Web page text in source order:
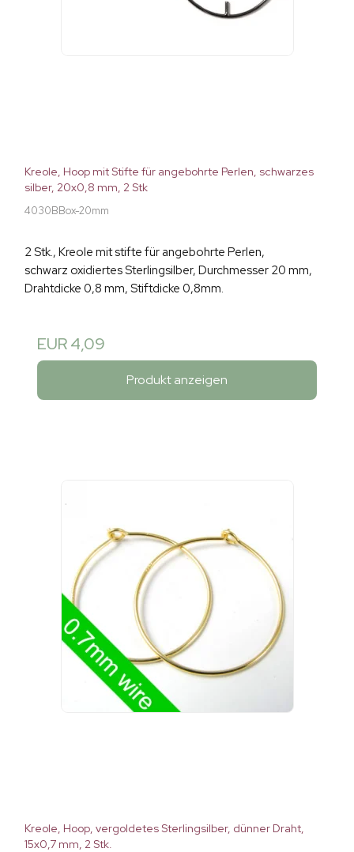
Kreole, Hoop mit Stifte für angebohrte Perlen, schwarzes
silber, 20x0,8 mm, 2 Stk
4030BBox-20mm
2 Stk., Kreole mit stifte für angebohrte Perlen,
schwarz oxidiertes Sterlingsilber, Durchmesser 20 mm,
Drahtdicke 0,8 mm, Stiftdicke 0,8mm.
EUR 4,09
Produkt anzeigen
Kreole, Hoop, vergoldetes Sterlingsilber, dünner Draht,
15x0,7 mm, 2 Stk.